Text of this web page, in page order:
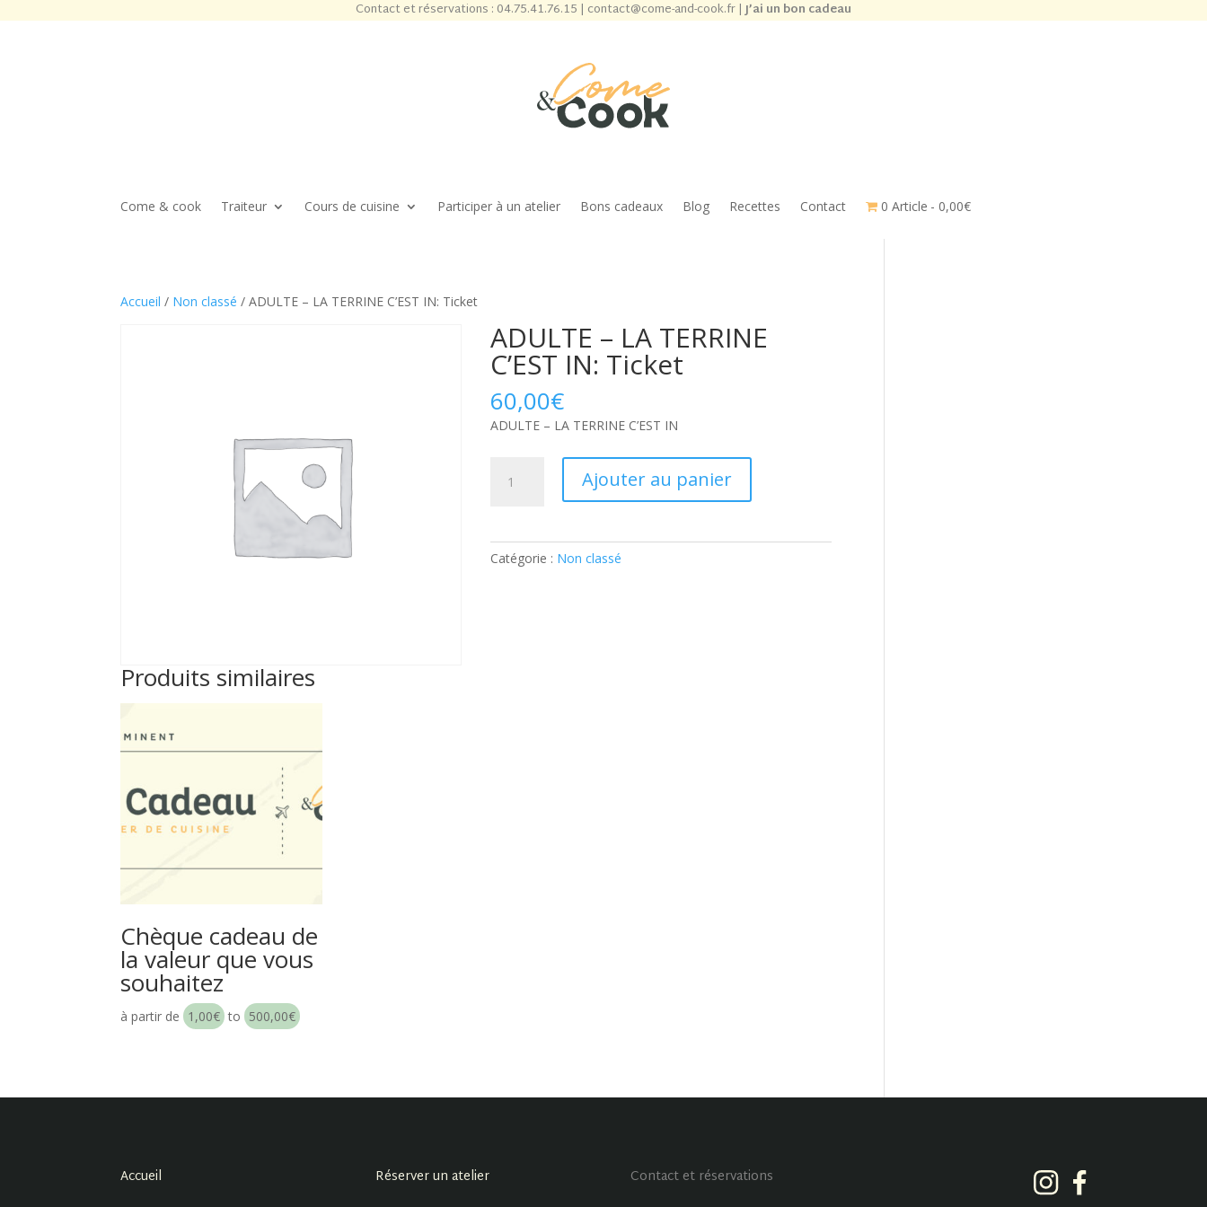
Contact et réservations : 04.75.41.76.15 | contact@come-and-cook.fr|J’ai un bon cadeau
Come & cook Traiteur Cours de cuisine Participer à un atelier Bons cadeaux Blog Recettes Contact 0 Article 0,00€
Accueil / Non classé / ADULTE – LA TERRINE C’EST IN: Ticket
ADULTE – LA TERRINE
C’EST IN: Ticket
60,00€
ADULTE – LA TERRINE C’EST IN
TERRINE
Ajouter au panier
Catégorie : Non classé
Produits similaires
Chèque cadeau de
la valeur que vous
souhaitez
à partir de 1,00€ to 500,00€
Accueil
Réserver un atelier
Contact et réservations